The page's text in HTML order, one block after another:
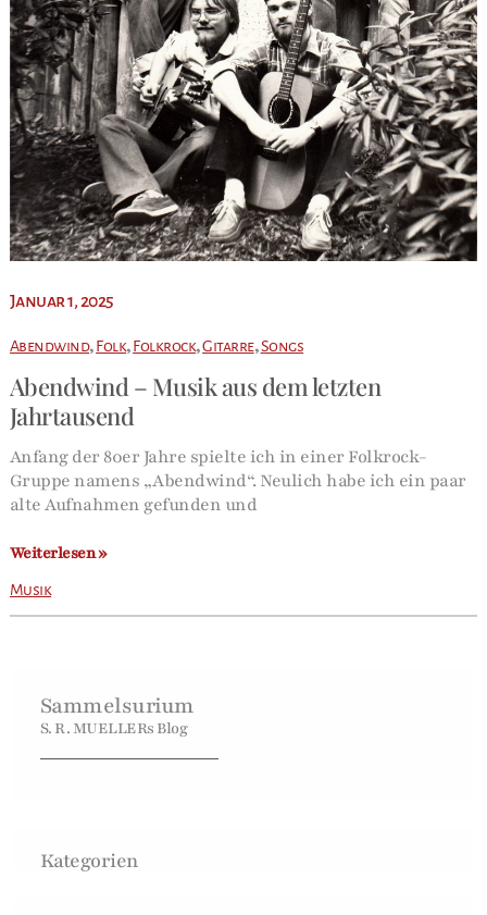
Januar 1, 2025
Abendwind,Folk,Folkrock,Gitarre,Songs
Abendwind – Musik aus dem letzten
Jahrtausend
Anfang der 80er Jahre spielte ich in einer Folkrock-
Gruppe namens „Abendwind“. Neulich habe ich ein paar
alte Aufnahmen gefunden und
Abendwind
Musik
aus
Weiterlesen »
Musik
Sammelsurium
S. R. MUELLERs Blog
Kategorien